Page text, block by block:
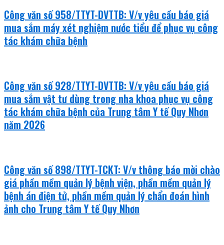
Công văn số 958/TTYT-DVTTB: V/v yêu cầu báo giá
mua sắm máy xét nghiệm nước tiểu để phục vụ công
tác khám chữa bệnh
Công văn số 928/TTYT-DVTTB: V/v yêu cầu báo giá
mua sắm vật tư dùng trong nha khoa phục vụ công
tác khám chữa bệnh của Trung tâm Y tế Quy Nhơn
năm 2026
Công văn số 898/TTYT-TCKT: V/v thông báo mời chào
giá phần mềm quản lý bệnh viện, phần mềm quản lý
bệnh án điện tử, phần mềm quản lý chẩn đoán hình
ảnh cho Trung tâm Y tế Quy Nhơn